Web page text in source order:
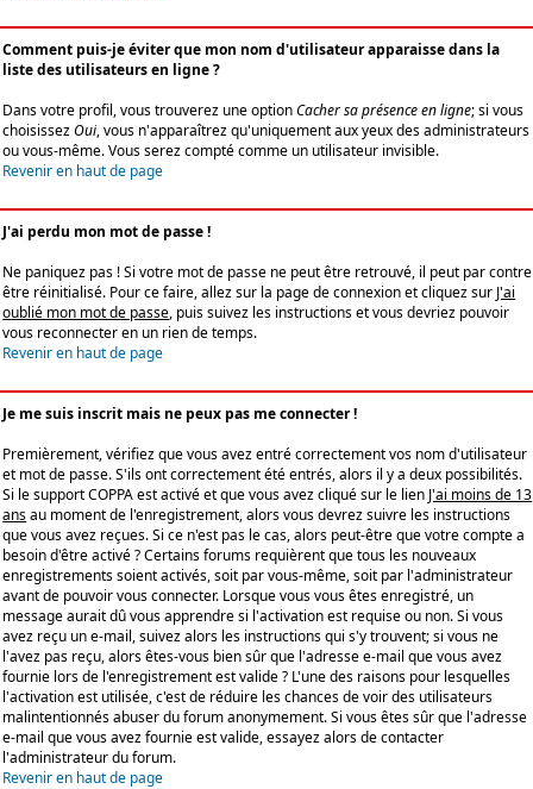
Comment puis-je éviter que mon nom d'utilisateur apparaisse dans la
liste des utilisateurs en ligne ?
Dans votre profil, vous trouverez une optionCacher sa présence en ligne; si vous
choisissezOui, vous n'apparaîtrez qu'uniquement aux yeux des administrateurs
ou vous-même. Vous serez compté comme un utilisateur invisible.
Revenir en haut de page
J'ai perdu mon mot de passe !
Ne paniquez pas ! Si votre mot de passe ne peut être retrouvé, il peut par contre
être réinitialisé. Pour ce faire, allez sur la page de connexion et cliquez sur J'ai
oublié mon mot de passe, puis suivez les instructions et vous devriez pouvoir
vous reconnecter en un rien de temps.
Revenir en haut de page
Je me suis inscrit mais ne peux pas me connecter !
Premièrement, vérifiez que vous avez entré correctement vos nom d'utilisateur
et mot de passe. S'ils ont correctement été entrés, alors il y a deux possibilités.
Si le support COPPA est activé et que vous avez cliqué sur le lien J'ai moins de 13
ansau moment de l'enregistrement, alors vous devrez suivre les instructions
que vous avez reçues. Si ce n'est pas le cas, alors peut-être que votre compte a
besoin d'être activé ? Certains forums requièrent que tous les nouveaux
enregistrements soient activés, soit par vous-même, soit par l'administrateur
avant de pouvoir vous connecter. Lorsque vous vous êtes enregistré, un
message aurait dû vous apprendre si l'activation est requise ou non. Si vous
avez reçu un e-mail, suivez alors les instructions qui s'y trouvent; si vous ne
l'avez pas reçu, alors êtes-vous bien sûr que l'adresse e-mail que vous avez
fournie lors de l'enregistrement est valide ? L'une des raisons pour lesquelles
l'activation est utilisée, c'est de réduire les chances de voir des utilisateurs
malintentionnés abuser du forum anonymement. Si vous êtes sûr que l'adresse
e-mail que vous avez fournie est valide, essayez alors de contacter
l'administrateur du forum.
Revenir en haut de page